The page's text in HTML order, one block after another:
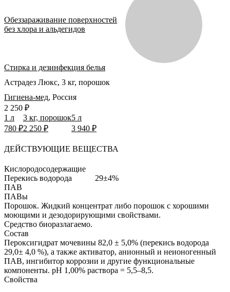
Обеззараживание поверхностей
без хлора и альдегидов
Стирка и дезинфекция белья
Астрадез Люкс, 3 кг, порошок
Гигиена-мед, Россия
1 л
780 ₽
3 кг, порошок
2 250 ₽
5 л
3 940 ₽
ДЕЙСТВУЮЩИЕ ВЕЩЕСТВА
Кислородосодержащие
Перекись водорода
29±4%
ПАВ
ПАВы
Порошок. Жидкий концентрат либо порошок с хорошими
моющими и дезодорирующими свойствами.
Средство биоразлагаемо.
Состав
Пероксигидрат мочевины 82,0 ± 5,0% (перекись водорода
29,0± 4,0 %), а также активатор, анионный и неионогенный
ПАВ, ингибитор коррозии и другие функциональные
компоненты. pH 1,00% раствора = 5,5–8,5.
Свойства
2 250 ₽